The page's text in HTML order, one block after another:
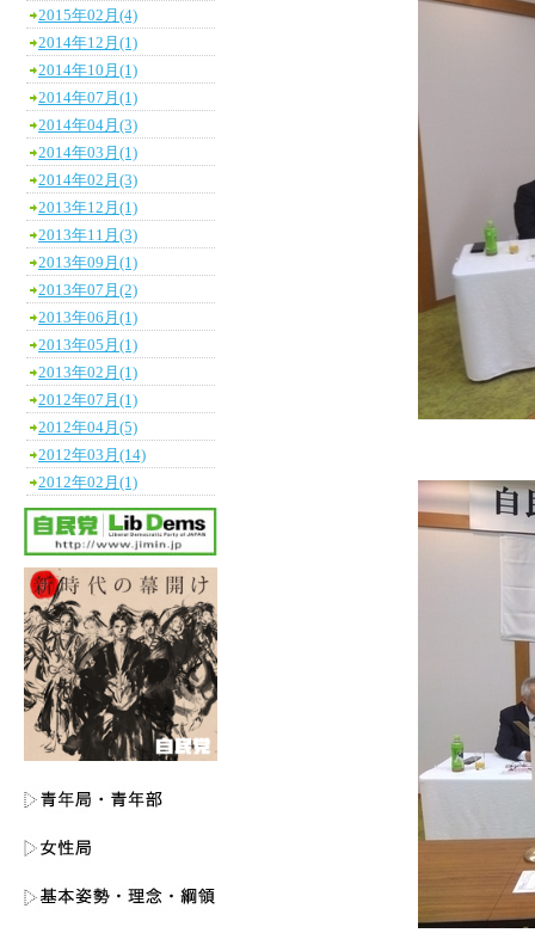
2015年02月(4)
2014年12月(1)
2014年10月(1)
2014年07月(1)
2014年04月(3)
2014年03月(1)
2014年02月(3)
2013年12月(1)
2013年11月(3)
2013年09月(1)
2013年07月(2)
2013年06月(1)
2013年05月(1)
2013年02月(1)
2012年07月(1)
2012年04月(5)
2012年03月(14)
2012年02月(1)